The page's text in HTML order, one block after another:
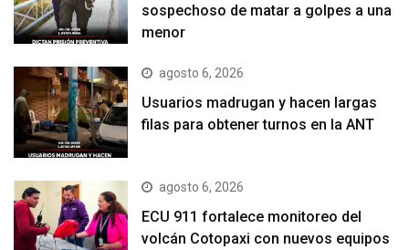
sospechoso de matar a golpes a una
menor
agosto 6, 2026
Usuarios madrugan y hacen largas
filas para obtener turnos en la ANT
agosto 6, 2026
ECU 911 fortalece monitoreo del
volcán Cotopaxi con nuevos equipos